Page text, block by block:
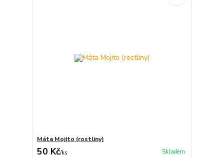
Máta Mojito (rostliny)
50 Kč/ks Skladem